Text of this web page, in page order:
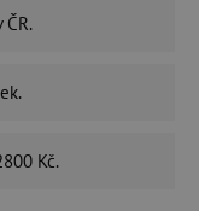
ČR.
Kč.